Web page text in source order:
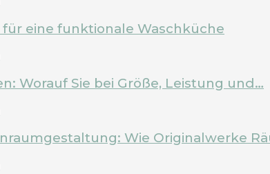
eine funktionale Waschküche
Worauf Sie bei Größe, Leistung und…
Wie Originalwerke